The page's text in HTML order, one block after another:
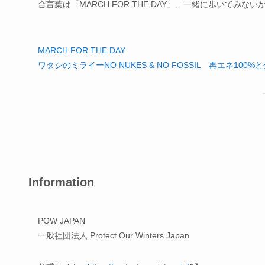
合言葉は「MARCH FOR THE DAY」、一緒に歩いてみないか
MARCH FOR THE DAY
ワタシのミライーNO NUKES & NO FOSSIL 再エネ100%
Information
POW JAPAN
一般社団法人 Protect Our Winters Japan